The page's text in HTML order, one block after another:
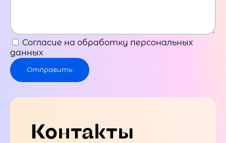
Согласие на обработку персональных
данных
Отправить
Контакты